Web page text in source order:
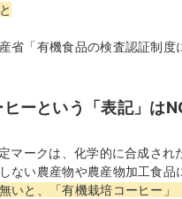
省「有機食品の検査認証制度
ーという「表記」は
マークは、化学的に合成され
ない農産物や農産物加工食品
いと、「有機栽培コーヒー」